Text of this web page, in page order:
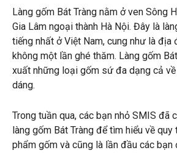
Làng gốm Bát Tràng nằm ở ven Sông
Gia Lâm ngoại thành Hà Nội. Đây là
tiếng nhất ở Việt Nam, cung như là địa
không một lần ghé thăm. Làng gốm
xuất những loại gốm sứ đa dạng cả
dáng.
Trong tuần qua, các bạn nhỏ SMIS đã
làng gốm Bát Tràng để tìm hiểu về
phẩm gốm và cũng là lần đầu các